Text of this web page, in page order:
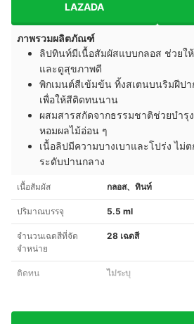
LAZADA
ภาพรวมผลิตภัณฑ์
ลิปทินท์มีเนื้อสัมผัสแบบกลอส ช่วยใ
และดูสุขภาพดี
พิกเมนต์สีเข้มข้น ทิ้งสเตนบนริมฝีปา
เพื่อให้สีติดทนนาน
ผสมสารสกัดจากธรรมชาติช่วยบำ
หอมผลไม้อ่อน ๆ
เนื้อลิปมีความบางเบาและโปร่ง ไม่
ระดับปานกลาง
เนื้อสัมผัส กลอส、ทินท์
ปริมาณบรรจุ 5.5 ml
จำนวนเฉดสีที่จัด
จำหน่าย
28 เฉดสี
ติดทน ไม่ระบุ